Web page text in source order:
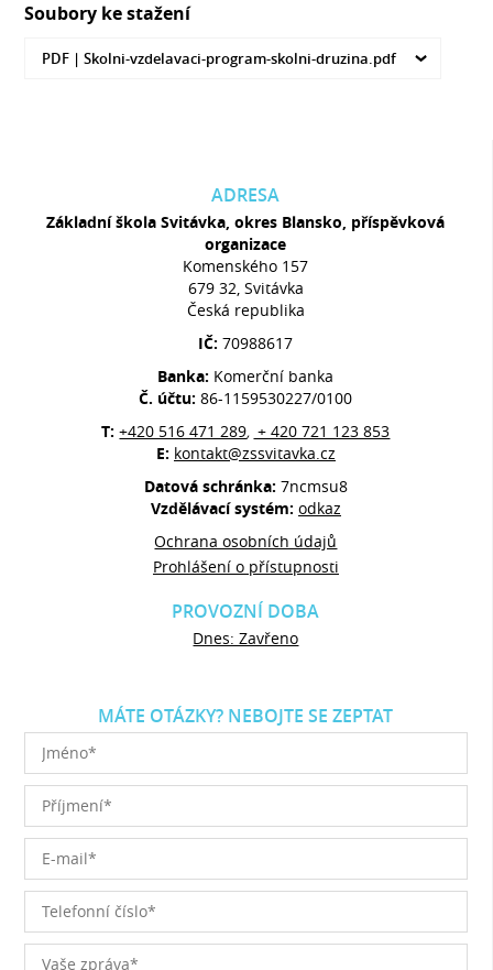
Soubory ke stažení
PDF |Skolni-vzdelavaci-program-skolni-druzina.pdf
ADRESA
Základní škola Svitávka, okres Blansko, příspěvková
organizace
Komenského 157
679 32, Svitávka
Česká republika
IČ:70988617
Banka: Komerční banka
Č. účtu:86-1159530227/0100
T:+420 516 471 289, + 420 721 123 853
E: kontakt@zssvitavka.cz
Datová schránka: 7ncmsu8
Vzdělávací systém: odkaz
Ochrana osobních údajů
Prohlášení o přístupnosti
PROVOZNÍ DOBA
Dnes: Zavřeno
MÁTE OTÁZKY? NEBOJTE SE ZEPTAT